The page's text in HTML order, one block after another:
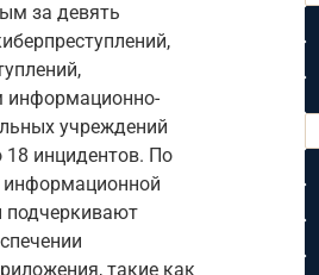
за девять
информационно-
учреждений
18 инцидентов. По
информационной
подчеркивают
такие как